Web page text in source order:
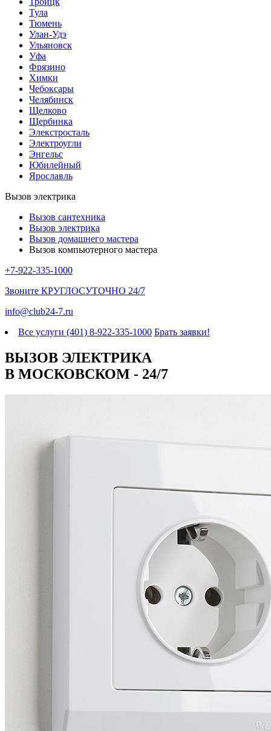
Тула
Тюмень
Улан-Удэ
Ульяновск
Уфа
Фрязино
Химки
Чебоксары
Челябинск
Щелково
Щербинка
Элекстросталь
Электроугли
Энгельс
Юбилейный
Ярославль
Вызов электрика
Вызов сантехника
Вызов электрика
Вызов домашнего мастера
Вызов компьютерного мастера
+7-922-335-1000
Звоните КРУГЛОСУТОЧНО 24/7
info@club24-7.ru
Все услуги (401) 8-922-335-1000 Брать заявки!
ВЫЗОВ ЭЛЕКТРИКА
В МОСКОВСКОМ - 24/7